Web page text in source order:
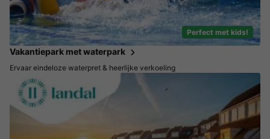
Perfect met kids!
Vakantiepark met waterpark
Ervaar eindeloze waterpret & heerlijke verkoeling